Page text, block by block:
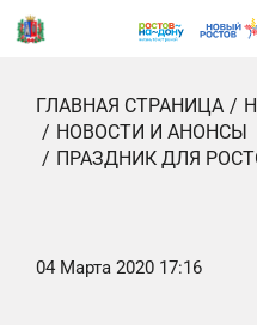
ГЛАВНАЯ СТРАНИЦА
НОВОСТИ И АНОНСЫ
ПРАЗДНИК ДЛЯ
04 Марта 2020 17:16